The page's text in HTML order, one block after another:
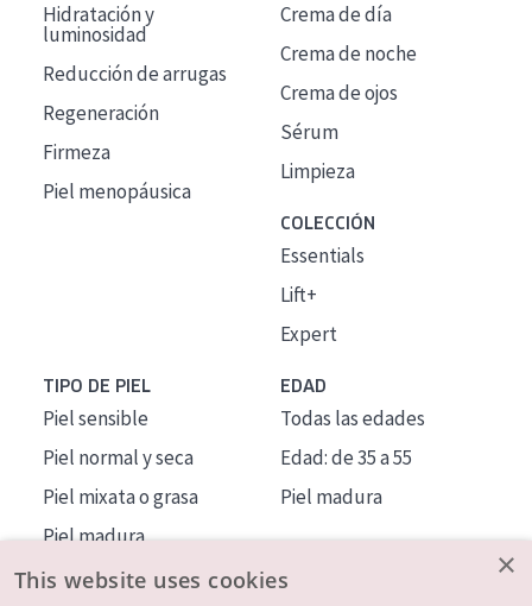
Hidratación y
luminosidad
Reducción de arrugas
Regeneración
Firmeza
Piel menopáusica
Crema de día
Crema de noche
Crema de ojos
Sérum
Limpieza
COLECCIÓN
Essentials
Lift+
Expert
TIPO DE PIEL
Piel sensible
Piel normal y seca
Piel mixata o grasa
Piel madura
Piel expuesta al sol
EDAD
Todas las edades
Edad: de 35 a 55
Piel madura
×
This website uses cookies